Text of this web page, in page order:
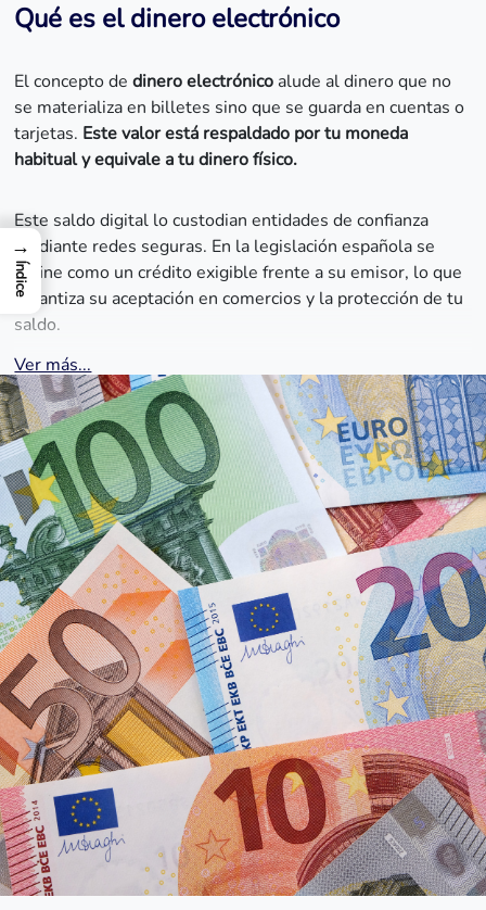
Qué es el dinero electrónico
El concepto dedinero electrónico alude al dinero que no
se materializa en billetes sino que se guarda en cuentas o
tarjetas. Este valor está respaldado por tu moneda
habitual y equivale a tu dinero físico.
Este saldo digital lo custodian entidades de confianza
mediante redes seguras. En la legislación española se
define como un crédito exigible frente a su emisor, lo que
garantiza su aceptación en comercios y la protección de tu
saldo.
Ver más...
→
Índice